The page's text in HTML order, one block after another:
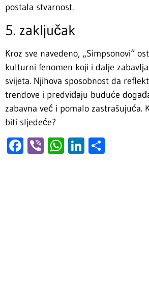
postala stvarnost.
5. zaključak
Kroz sve navedeno, „Simpsonovi“
kulturni fenomen koji i dalje
svijeta. Njihova sposobnost da
trendove i predviđaju buduće
zabavna već i pomalo zastrašujuća.
biti sljedeće?
Facebook
ViberWhatsApp
LinkedIn